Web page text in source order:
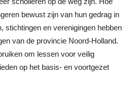
bewust zijn van hun gedrag in
stichtingen en verenigingen hebben
van de provincie Noord-Holland.
om lessen voor veilig
op het basis- en voortgezet